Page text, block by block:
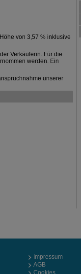
von 3,57 % inklusive
Verkäuferin. Für die
werden. Ein
unserer
Impressum
AGB